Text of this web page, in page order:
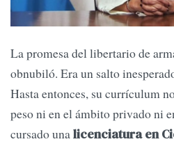
La promesa del libertario de
obnubiló. Era un salto
Hasta entonces, su currículum
peso ni en el ámbito privado ni
cursado unalicenciatura en